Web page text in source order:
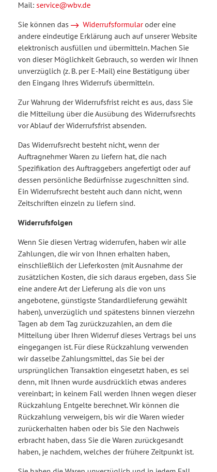
Mail: service@wbv.de
Sie können das
Widerrufsformularoder eine
andere eindeutige Erklärung auch auf unserer Website
elektronisch ausfüllen und übermitteln. Machen Sie
von dieser Möglichkeit Gebrauch, so werden wir Ihnen
unverzüglich (z. B. per E-Mail) eine Bestätigung über
den Eingang Ihres Widerrufs übermitteln.
Zur Wahrung der Widerrufsfrist reicht es aus, dass Sie
die Mitteilung über die Ausübung des Widerrufsrechts
vor Ablauf der Widerrufsfrist absenden.
Das Widerrufsrecht besteht nicht, wenn der
Auftragnehmer Waren zu liefern hat, die nach
Spezifikation des Auftraggebers angefertigt oder auf
dessen persönliche Bedürfnisse zugeschnitten sind.
Ein Widerrufsrecht besteht auch dann nicht, wenn
Zeitschriften einzeln zu liefern sind.
Widerrufsfolgen
Wenn Sie diesen Vertrag widerrufen, haben wir alle
Zahlungen, die wir von Ihnen erhalten haben,
einschließlich der Lieferkosten (mit Ausnahme der
zusätzlichen Kosten, die sich daraus ergeben, dass Sie
eine andere Art der Lieferung als die von uns
angebotene, günstigste Standardlieferung gewählt
haben), unverzüglich und spätestens binnen vierzehn
Tagen ab dem Tag zurückzuzahlen, an dem die
Mitteilung über Ihren Widerruf dieses Vertrags bei uns
eingegangen ist. Für diese Rückzahlung verwenden
wir dasselbe Zahlungsmittel, das Sie bei der
ursprünglichen Transaktion eingesetzt haben, es sei
denn, mit Ihnen wurde ausdrücklich etwas anderes
vereinbart; in keinem Fall werden Ihnen wegen dieser
Rückzahlung Entgelte berechnet. Wir können die
Rückzahlung verweigern, bis wir die Waren wieder
zurückerhalten haben oder bis Sie den Nachweis
erbracht haben, dass Sie die Waren zurückgesandt
haben, je nachdem, welches der frühere Zeitpunkt ist.